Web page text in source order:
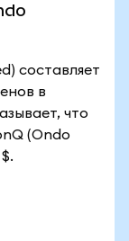
составляет
в
что
(Ondo